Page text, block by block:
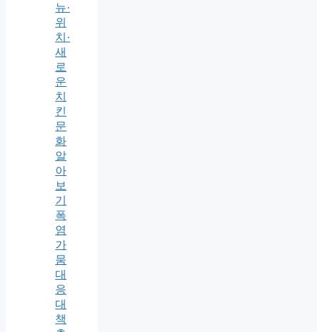
뉴·
위
치·
새
로
운
치
킨
문
화
알
아
보
기
폭
염
가
뭄
대
응
대
책